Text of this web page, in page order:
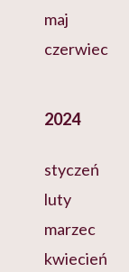
maj
czerwiec
2024
styczeń
luty
marzec
kwiecień